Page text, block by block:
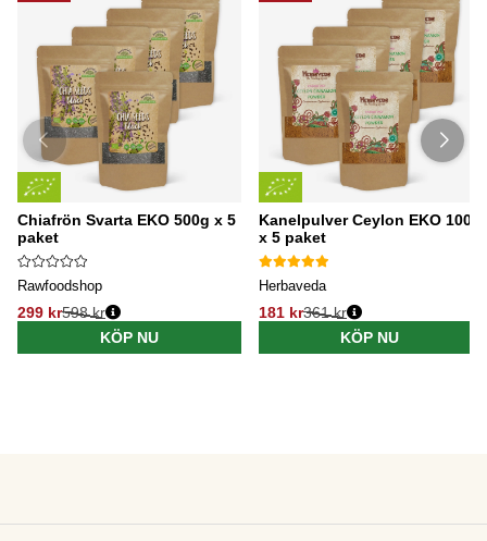
Chiafrön Svarta EKO 500g x 5
paket
Rawfoodshop
299 kr598 kr
KÖP NU
Kanelpulver Ceylon EKO 100g
x 5 paket
Herbaveda
181 kr361 kr
KÖP NU